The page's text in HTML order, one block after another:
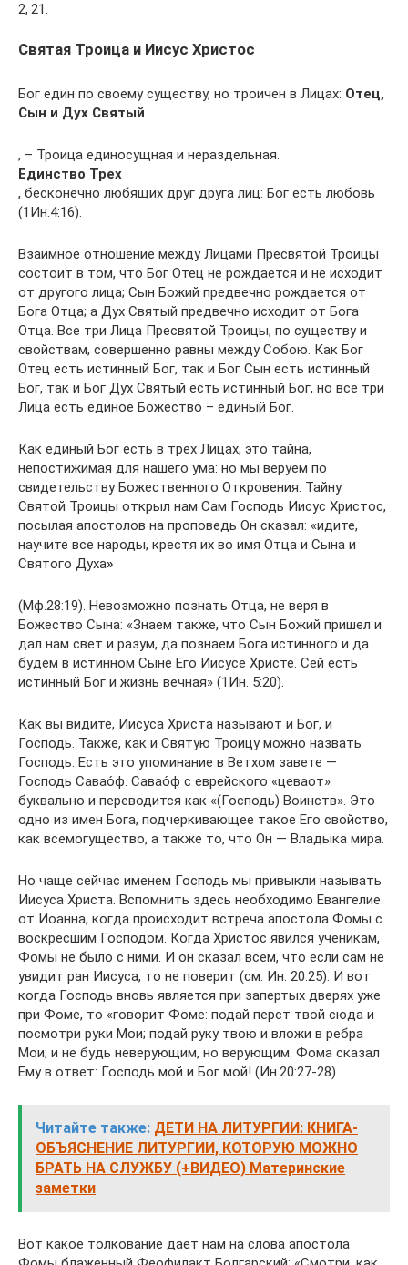
2, 21.
Святая Троица и Иисус Христос
Бог един по своему существу, но троичен в Лицах: Отец,
Сын и Дух Святый
, – Троица единосущная и нераздельная.
Единство Трех
, бесконечно любящих друг друга лиц: Бог есть любовь
(1Ин.4:16).
Взаимное отношение между Лицами Пресвятой Троицы
состоит в том, что Бог Отец не рождается и не исходит
от другого лица; Сын Божий предвечно рождается от
Бога Отца; а Дух Святый предвечно исходит от Бога
Отца. Все три Лица Пресвятой Троицы, по существу и
свойствам, совершенно равны между Собою. Как Бог
Отец есть истинный Бог, так и Бог Сын есть истинный
Бог, так и Бог Дух Святый есть истинный Бог, но все три
Лица есть единое Божество – единый Бог.
Как единый Бог есть в трех Лицах, это тайна,
непостижимая для нашего ума: но мы веруем по
свидетельству Божественного Откровения. Тайну
Святой Троицы открыл нам Сам Господь Иисус Христос,
посылая апостолов на проповедь Он сказал: «идите,
научите все народы, крестя их во имя Отца и Сына и
Святого Духа»
(Мф.28:19). Невозможно познать Отца, не веря в
Божество Сына: «Знаем также, что Сын Божий пришел и
дал нам свет и разум, да познаем Бога истинного и да
будем в истинном Сыне Его Иисусе Христе. Сей есть
истинный Бог и жизнь вечная» (1Ин. 5:20).
Как вы видите, Иисуса Христа называют и Бог, и
Господь. Также, как и Святую Троицу можно назвать
Господь. Есть это упоминание в Ветхом завете —
Господь Савао́ф. Савао́ф с еврейского «цеваот»
буквально и переводится как «(Господь) Воинств». Это
одно из имен Бога, подчеркивающее такое Его свойство,
как всемогущество, а также то, что Он — Владыка мира.
Но чаще сейчас именем Господь мы привыкли называть
Иисуса Христа. Вспомнить здесь необходимо Евангелие
от Иоанна, когда происходит встреча апостола Фомы с
воскресшим Господом. Когда Христос явился ученикам,
Фомы не было с ними. И он сказал всем, что если сам не
увидит ран Иисуса, то не поверит (см. Ин. 20:25). И вот
когда Господь вновь является при запертых дверях уже
при Фоме, то «говорит Фоме: подай перст твой сюда и
посмотри руки Мои; подай руку твою и вложи в ребра
Мои; и не будь неверующим, но верующим. Фома сказал
Ему в ответ: Господь мой и Бог мой! (Ин.20:27-28).
Читайте также: ДЕТИ НА ЛИТУРГИИ: КНИГА-
ОБЪЯСНЕНИЕ ЛИТУРГИИ, КОТОРУЮ МОЖНО
БРАТЬ НА СЛУЖБУ (+ВИДЕО) Материнские
заметки
Вот какое толкование дает нам на слова апостола